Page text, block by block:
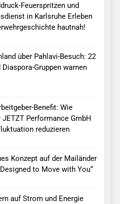
Feuerspritzen und
in Karlsruhe Erleben
hautnah!
über Pahlavi-Besuch: 22
Gruppen warnen
Benefit: Wie
Performance GmbH
reduzieren
Konzept auf der Mailänder
to Move with You“
auf Strom und Energie